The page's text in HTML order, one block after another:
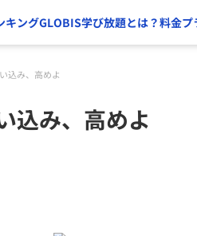
キングGLOBIS学び放題とは？料金プ
込み、高めよ
込み、高めよ